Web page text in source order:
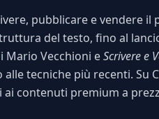
pubblicare e vendere
del testo, fino al
Mario Vecchioni eScrivere e
tecniche più recenti.
contenuti premium a